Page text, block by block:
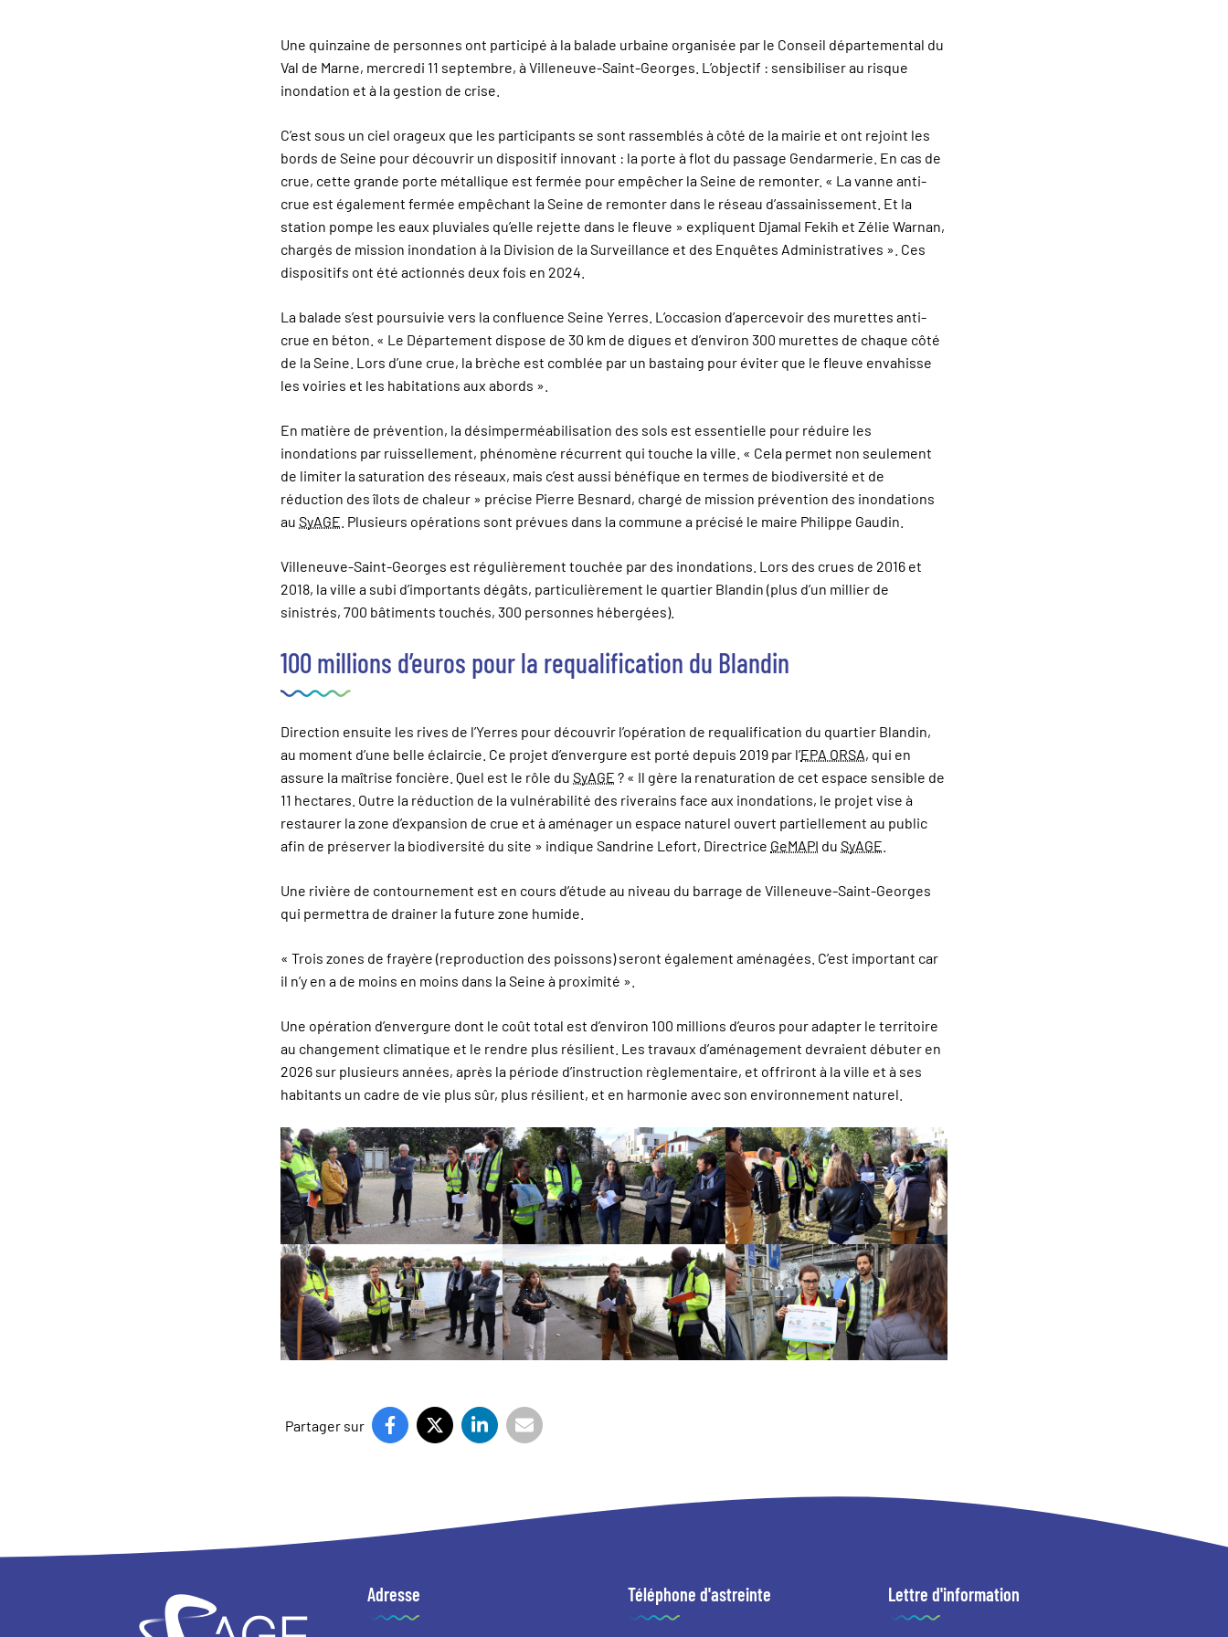
Une quinzaine de personnes ont participé à la balade urbaine organisée par le Conseil départemental du
Val de Marne, mercredi 11 septembre, à Villeneuve-Saint-Georges. L’objectif : sensibiliser au risque
inondation et à la gestion de crise.
C’est sous un ciel orageux que les participants se sont rassemblés à côté de la mairie et ont rejoint les
bords de Seine pour découvrir un dispositif innovant : la porte à flot du passage Gendarmerie. En cas de
crue, cette grande porte métallique est fermée pour empêcher la Seine de remonter. « La vanne anti-
crue est également fermée empêchant la Seine de remonter dans le réseau d’assainissement. Et la
station pompe les eaux pluviales qu’elle rejette dans le fleuve » expliquent Djamal Fekih et Zélie Warnan,
chargés de mission inondation à la Division de la Surveillance et des Enquêtes Administratives ». Ces
dispositifs ont été actionnés deux fois en 2024.
La balade s’est poursuivie vers la confluence Seine Yerres. L’occasion d’apercevoir des murettes anti-
crue en béton. « Le Département dispose de 30 km de digues et d’environ 300 murettes de chaque côté
de la Seine. Lors d’une crue, la brèche est comblée par un bastaing pour éviter que le fleuve envahisse
les voiries et les habitations aux abords ».
En matière de prévention, la désimperméabilisation des sols est essentielle pour réduire les
inondations par ruissellement, phénomène récurrent qui touche la ville. « Cela permet non seulement
de limiter la saturation des réseaux, mais c’est aussi bénéfique en termes de biodiversité et de
réduction des îlots de chaleur » précise Pierre Besnard, chargé de mission prévention des inondations
au SyAGE . Plusieurs opérations sont prévues dans la commune a précisé le maire Philippe Gaudin.
Villeneuve-Saint-Georges est régulièrement touchée par des inondations. Lors des crues de 2016 et
2018, la ville a subi d’importants dégâts, particulièrement le quartier Blandin (plus d’un millier de
sinistrés, 700 bâtiments touchés, 300 personnes hébergées).
100 millions d’euros pour la requalification du Blandin
Direction ensuite les rives de l’Yerres pour découvrir l’opération de requalification du quartier Blandin,
au moment d’une belle éclaircie. Ce projet d’envergure est porté depuis 2019 par l’EPA ORSA, qui en
assure la maîtrise foncière. Quel est le rôle du SyAGE ? « Il gère la renaturation de cet espace sensible de
11 hectares. Outre la réduction de la vulnérabilité des riverains face aux inondations, le projet vise à
restaurer la zone d’expansion de crue et à aménager un espace naturel ouvert partiellement au public
afin de préserver la biodiversité du site » indique Sandrine Lefort, Directrice GeMAPI du SyAGE
Une rivière de contournement est en cours d’étude au niveau du barrage de Villeneuve-Saint-Georges
qui permettra de drainer la future zone humide.
« Trois zones de frayère (reproduction des poissons) seront également aménagées. C’est important car
il n’y en a de moins en moins dans la Seine à proximité ».
Une opération d’envergure dont le coût total est d’environ 100 millions d’euros pour adapter le territoire
au changement climatique et le rendre plus résilient. Les travaux d’aménagement devraient débuter en
2026 sur plusieurs années, après la période d’instruction règlementaire, et offriront à la ville et à ses
habitants un cadre de vie plus sûr, plus résilient, et en harmonie avec son environnement naturel.
Partager sur
Adresse Téléphone d'astreinte Lettre d'information